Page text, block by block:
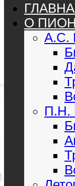
О
А.С.
П.Н.